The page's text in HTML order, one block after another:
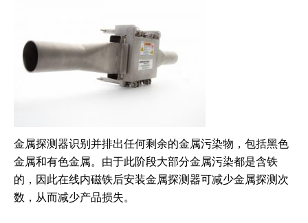
金属探测器识别并排出任何剩余的金属污染物，包括黑色
金属和有色金属。由于此阶段大部分金属污染都是含铁
的，因此在线内磁铁后安装金属探测器可减少金属探测次
数，从而减少产品损失。